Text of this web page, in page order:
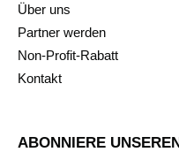
Über uns
Partner werden
Non-Profit-Rabatt
Kontakt
ABONNIERE